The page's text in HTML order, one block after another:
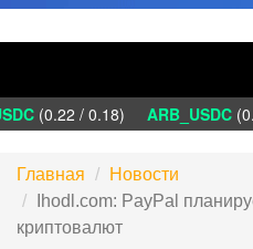
(0.22 / 0.18) ARB_USDC
Главная
Новости
Ihodl.com: PayPal
криптовалют